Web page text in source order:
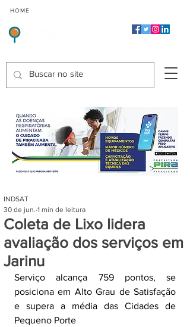
HOME
Coleta de Lixo lidera
avaliação dos serviços em
Jarinu
INDSAT
30 de jun. 1 min de leitura
Serviço alcança 759 pontos, se
posiciona em Alto Grau de Satisfação
e supera a média das Cidades de
Pequeno Porte